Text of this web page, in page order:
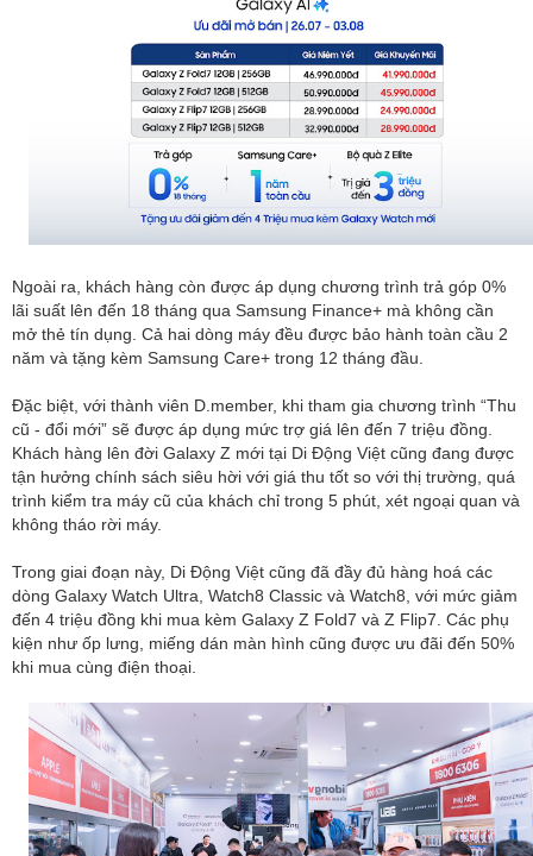
Ngoài ra, khách hàng còn được áp dụng chương trình trả góp 0%
lãi suất lên đến 18 tháng qua Samsung Finance+ mà không cần
mở thẻ tín dụng. Cả hai dòng máy đều được bảo hành toàn cầu 2
năm và tặng kèm Samsung Care+ trong 12 tháng đầu.
Đặc biệt, với thành viên D.member, khi tham gia chương trình “Thu
cũ - đổi mới” sẽ được áp dụng mức trợ giá lên đến 7 triệu đồng.
Khách hàng lên đời Galaxy Z mới tại Di Động Việt cũng đang được
tận hưởng chính sách siêu hời với giá thu tốt so với thị trường, quá
trình kiểm tra máy cũ của khách chỉ trong 5 phút, xét ngoại quan và
không tháo rời máy.
Trong giai đoạn này, Di Động Việt cũng đã đầy đủ hàng hoá các
dòng Galaxy Watch Ultra, Watch8 Classic và Watch8, với mức giảm
đến 4 triệu đồng khi mua kèm Galaxy Z Fold7 và Z Flip7. Các phụ
kiện như ốp lưng, miếng dán màn hình cũng được ưu đãi đến 50%
khi mua cùng điện thoại.